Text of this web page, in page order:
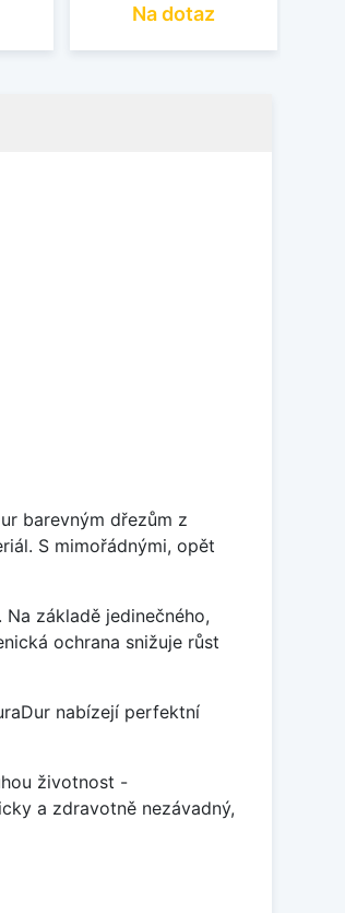
Na dotaz
barevným dřezům z
S mimořádnými, opět
základě jedinečného,
ochrana snižuje růst
nabízejí perfektní
životnost -
a zdravotně nezávadný,